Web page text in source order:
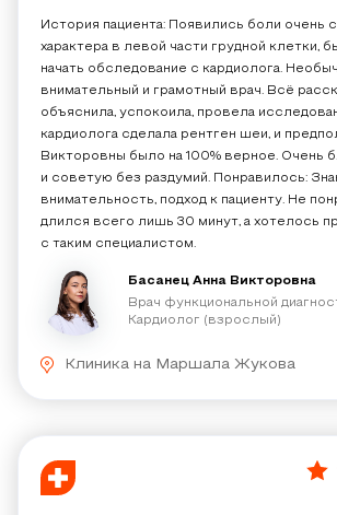
История пациента: Появились боли очень
характера в левой части грудной клетки,
начать обследование с кардиолога.
внимательный и грамотный врач. Всё
объяснила, успокоила, провела
кардиолога сделала рентген​ шеи, и
Викторовны было на 100% верное. Очень
и советую без раздумий. Понравилось:
внимательность, подход к пациенту. Не
длился всего лишь 30 минут, а хотелось
с таким специалистом.
Басанец Анна Викторовна
Врач функциональной
Кардиолог (взрослый)
Клиника на Маршала Жукова
5/5